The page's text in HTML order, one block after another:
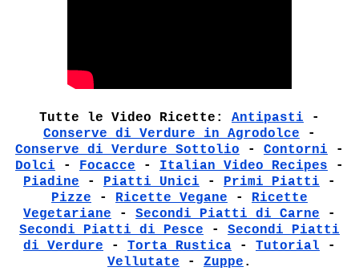
Tutte le Video Ricette: Antipasti -
Conserve di Verdure in Agrodolce -
Conserve di Verdure Sottolio - Contorni -
Dolci - Focacce - Italian Video Recipes -
Piadine - Piatti Unici - Primi Piatti -
Pizze - Ricette Vegane - Ricette
Vegetariane - Secondi Piatti di Carne -
Secondi Piatti di Pesce - Secondi Piatti
di Verdure - Torta Rustica - Tutorial -
Vellutate - Zuppe .